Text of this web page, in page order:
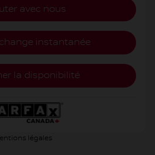
avec nous
instantanée
la disponibilité
légales